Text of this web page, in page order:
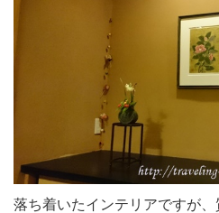
落ち着いたインテリアですが